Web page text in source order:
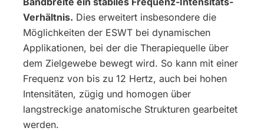
Verhältnis. Dies erweitert insbesondere die
Möglichkeiten der ESWT bei dynamischen
Applikationen, bei der die Therapiequelle über
dem Zielgewebe bewegt wird. So kann mit einer
Frequenz von bis zu 12 Hertz, auch bei hohen
Intensitäten, zügig und homogen über
langstreckige anatomische Strukturen gearbeitet
werden.